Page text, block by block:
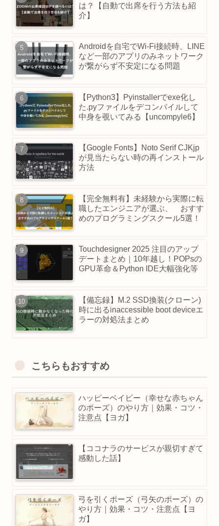
は？【自動で出席を行う方法も紹
介】
Androidを自宅でWi-Fi接続時、LINE
など一部のアプリのみネットワーク
が繋がらず不安定になる問題
【Python3】Pyinstallerでexe化し
た.pyファイルをデコンパイルして
中身を覗いてみる【uncompyle6】
【Google Fonts】Noto Serif CJKjp
が見当たらない時の再インストール
方法
【完全無料有】未経験から実際に転
職したエンジニアが選ぶ、 おすす
めのプログラミングスクール5選！
Touchdesigner 2025 注目のアップ
デートまとめ｜10年越し！POPsの
GPU革命＆Python IDE大幅強化等
【備忘録】M.2 SSD換装(クローン)
時に出るinaccessible boot deviceエ
ラーの対処法まとめ
こちらもおすすめ
ハッピーベイビー（幸せな赤ちゃん
のポーズ）のやり方｜効果・コツ・
注意点【ヨガ】
【ココナラのサービスが親切すぎて
感動した話】
弓を引くポーズ（弓矢のポーズ）の
やり方｜効果・コツ・注意点【ヨ
ガ】